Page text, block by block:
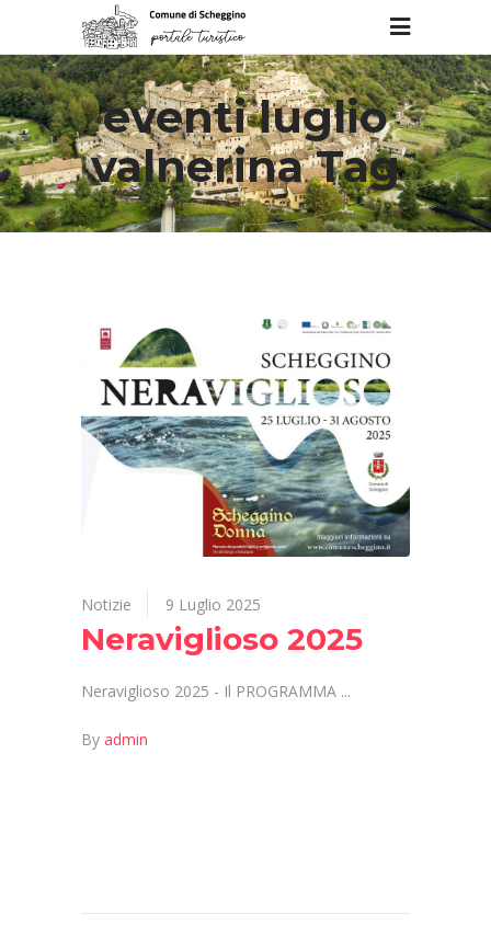
eventi luglio
valnerina Tag
Notizie 9 Luglio 2025
Neraviglioso 2025
Neraviglioso 2025 - Il PROGRAMMA
By admin